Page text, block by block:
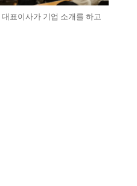
표이사가 기업 소개를 하고